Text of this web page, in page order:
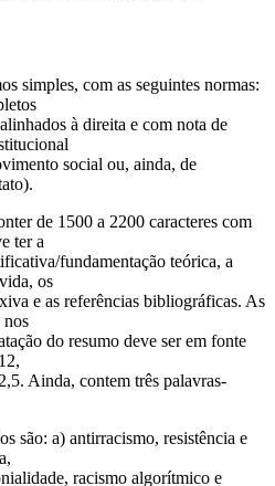
simples, com as seguintes normas:
à direita e com nota de
social ou, ainda, de
de 1500 a 2200 caracteres com
ter a
fundamentação teórica, a
os
e as referências bibliográficas. As
nos
do resumo deve ser em fonte
Ainda, contem três palavras-
são: a) antirracismo, resistência e
racismo algorítmico e